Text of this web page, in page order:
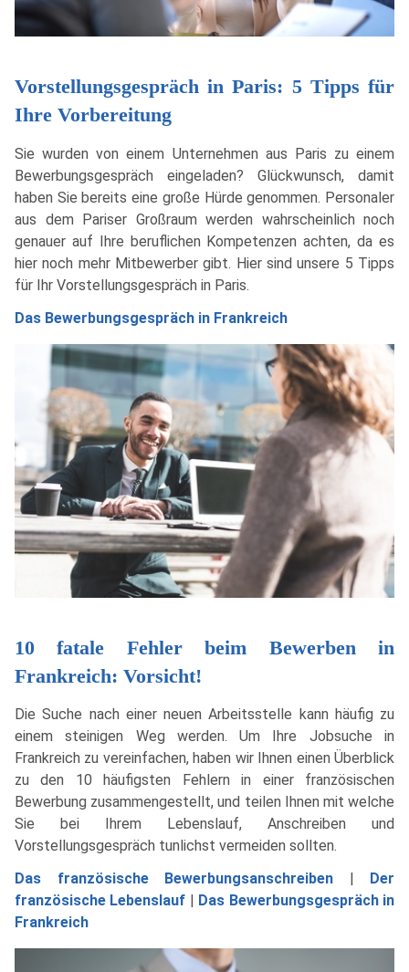
Vorstellungsgespräch in Paris: 5 Tipps für
Ihre Vorbereitung
Sie wurden von einem Unternehmen aus Paris zu einem
Bewerbungsgespräch eingeladen? Glückwunsch, damit
haben Sie bereits eine große Hürde genommen. Personaler
aus dem Pariser Großraum werden wahrscheinlich noch
genauer auf Ihre beruflichen Kompetenzen achten, da es
hier noch mehr Mitbewerber gibt. Hier sind unsere 5 Tipps
für Ihr Vorstellungsgespräch in Paris.
Das Bewerbungsgespräch in Frankreich
10 fatale Fehler beim Bewerben in
Frankreich: Vorsicht!
Die Suche nach einer neuen Arbeitsstelle kann häufig zu
einem steinigen Weg werden. Um Ihre Jobsuche in
Frankreich zu vereinfachen, haben wir Ihnen einen Überblick
zu den 10 häufigsten Fehlern in einer französischen
Bewerbung zusammengestellt, und teilen Ihnen mit welche
Sie bei Ihrem Lebenslauf, Anschreiben und
Vorstellungsgespräch tunlichst vermeiden sollten.
Das französische Bewerbungsanschreiben
Der
französische Lebenslauf
Das Bewerbungsgespräch in
Frankreich